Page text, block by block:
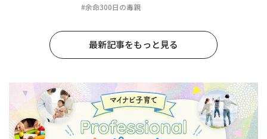
#余命300日の毒親
最新記事をもっと見る